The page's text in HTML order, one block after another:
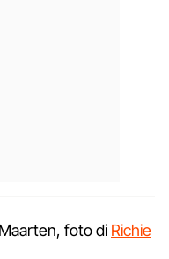
foto di Richie